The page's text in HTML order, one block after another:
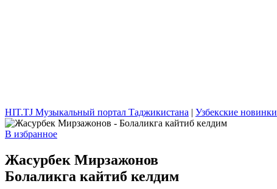
HIT.TJ Музыкальный портал Таджикистана | Узбекские новинки
В избранное
Жасурбек Мирзажонов
Болаликга кайтиб келдим